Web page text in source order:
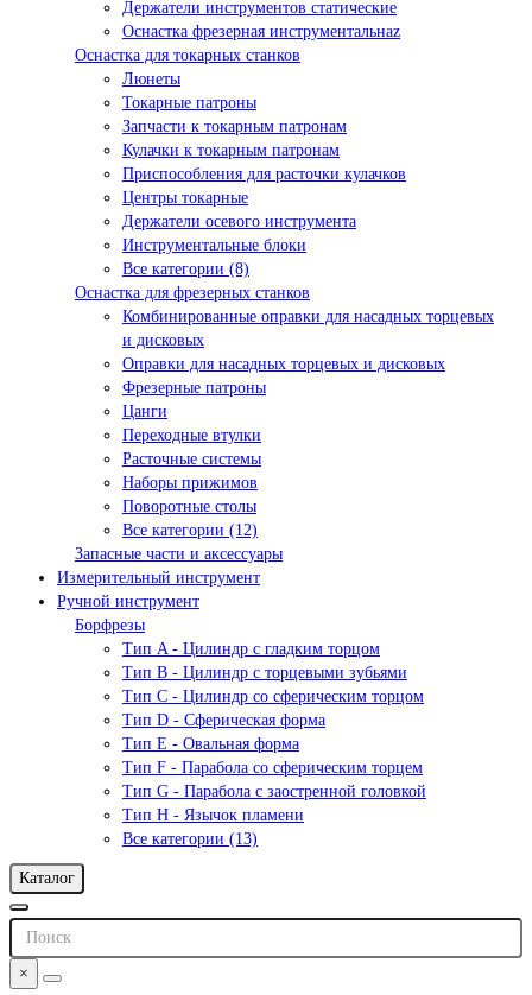
Держатели инструментов статические
Оснастка фрезерная инструментальнаz
Оснастка для токарных станков
Люнеты
Токарные патроны
Запчасти к токарным патронам
Кулачки к токарным патронам
Приспособления для расточки кулачков
Центры токарные
Держатели осевого инструмента
Инструментальные блоки
Все категории (8)
Оснастка для фрезерных станков
Комбинированные оправки для насадных торцевых
и дисковых
Оправки для насадных торцевых и дисковых
Фрезерные патроны
Цанги
Переходные втулки
Расточные системы
Наборы прижимов
Поворотные столы
Все категории (12)
Запасные части и аксессуары
Измерительный инструмент
Ручной инструмент
Борфрезы
Тип A - Цилиндр с гладким торцом
Тип В - Цилиндр с торцевыми зубьями
Тип С - Цилиндр со сферическим торцом
Тип D - Сферическая форма
Тип Е - Овальная форма
Тип F - Парабола со сферическим торцем
Тип G - Парабола с заостренной головкой
Тип H - Язычок пламени
Все категории (13)
Каталог
×